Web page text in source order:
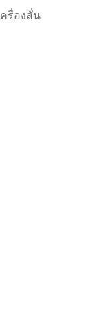
รื่องสั่น